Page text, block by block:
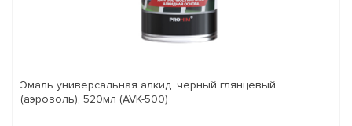
Эмаль универсальная алкид. черный глянцевый
(аэрозоль), 520мл (AVK-500)